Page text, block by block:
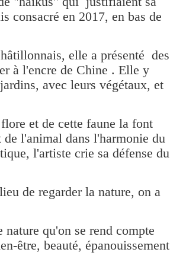
consacré en 2017, en bas de
elle a présenté des
à l'encre de Chine . Elle y
avec leurs végétaux, et
et de cette faune la font
l'animal dans l'harmonie du
l'artiste crie sa défense du
de regarder la nature, on a
qu'on se rend compte
être, beauté, épanouissement